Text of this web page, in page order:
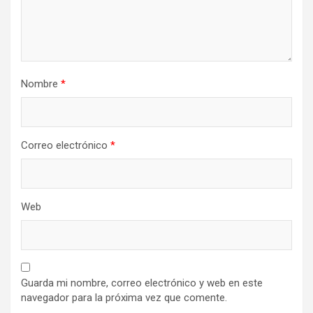
Nombre *
Correo electrónico *
Web
Guarda mi nombre, correo electrónico y web en este
navegador para la próxima vez que comente.